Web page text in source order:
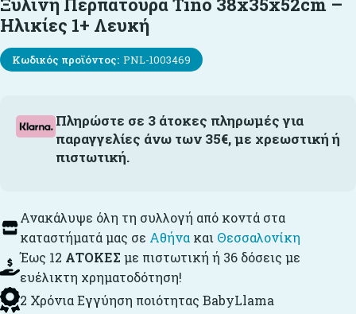
Ηλικίες 1+ Λευκή
Κωδικός προϊόντος: PNL-1003469
Πληρώστε σε 3 άτοκες πληρωμές για
παραγγελίες άνω των 35€, με χρεωστική ή
πιστωτική.
Ανακάλυψε όλη τη συλλογή από κοντά στα
καταστήματά μας σε Αθήνα και Θεσσαλονίκη
Έως 12 ΑΤΟΚΕΣ με πιστωτική ή 36 δόσεις με
ευέλικτη χρηματοδότηση!
2 Χρόνια Εγγύηση ποιότητας BabyLlama